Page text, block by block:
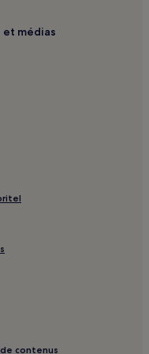
à proximité
proximité
médias
contenus